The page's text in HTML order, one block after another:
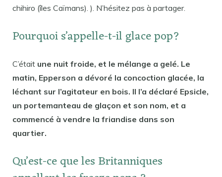
chihiro (îles Caïmans). ). N’hésitez pas à partager.
Pourquoi s’appelle-t-il glace pop?
C’était une nuit froide, et le mélange a gelé. Le
matin, Epperson a dévoré la concoction glacée, la
léchant sur l’agitateur en bois. Il l’a déclaré Epsicle,
un portemanteau de glaçon et son nom, et a
commencé à vendre la friandise dans son
quartier.
Qu’est-ce que les Britanniques